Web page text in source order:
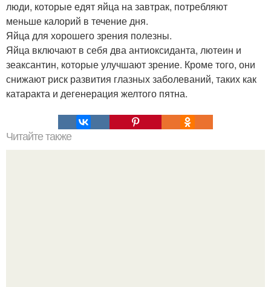
люди, которые едят яйца на завтрак, потребляют
меньше калорий в течение дня.
Яйца для хорошего зрения полезны.
Яйца включают в себя два антиоксиданта, лютеин и
зеаксантин, которые улучшают зрение. Кроме того, они
снижают риск развития глазных заболеваний, таких как
катаракта и дегенерация желтого пятна.
Читайте также